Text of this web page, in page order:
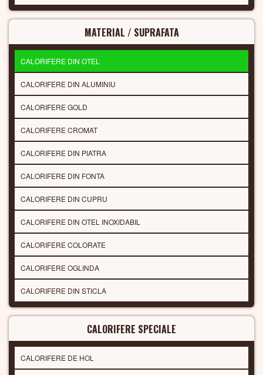
MATERIAL / SUPRAFATA
CALORIFERE DIN OTEL
CALORIFERE DIN ALUMINIU
CALORIFERE GOLD
CALORIFERE CROMAT
CALORIFERE DIN PIATRA
CALORIFERE DIN FONTA
CALORIFERE DIN CUPRU
CALORIFERE DIN OTEL INOXIDABIL
CALORIFERE COLORATE
CALORIFERE OGLINDA
CALORIFERE DIN STICLA
CALORIFERE SPECIALE
CALORIFERE DE HOL